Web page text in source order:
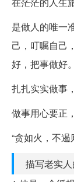
是做人的唯一
己，叮嘱自己
好，把事做好。
扎扎实实做事
做事用心要正
“贪如火，不遏
描写老实